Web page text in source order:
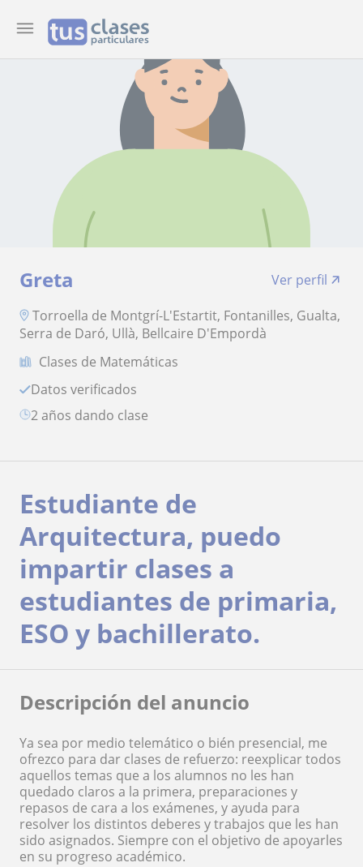
Greta
Ver perfil
Torroella de Montgrí-L'Estartit, Fontanilles, Gualta,
Serra de Daró, Ullà, Bellcaire D'Empordà
Clases de Matemáticas
Datos verificados
2 años dando clase
Estudiante de
Arquitectura, puedo
impartir clases a
estudiantes de primaria,
ESO y bachillerato.
Descripción del anuncio
Ya sea por medio telemático o bién presencial, me
ofrezco para dar clases de refuerzo: reexplicar todos
aquellos temas que a los alumnos no les han
quedado claros a la primera, preparaciones y
repasos de cara a los exámenes, y ayuda para
resolver los distintos deberes y trabajos que les han
sido asignados. Siempre con el objetivo de apoyarles
en su progreso académico.